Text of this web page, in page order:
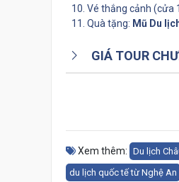
Vé thắng cảnh (cửa
Quà tặng: Mũ Du
GIÁ TOUR
Xem thêm: Du lịch
du lịch quốc tế từ Nghệ An